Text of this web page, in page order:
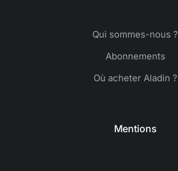
Qui sommes-nous ?
Abonnements
Où acheter Aladin ?
Mentions